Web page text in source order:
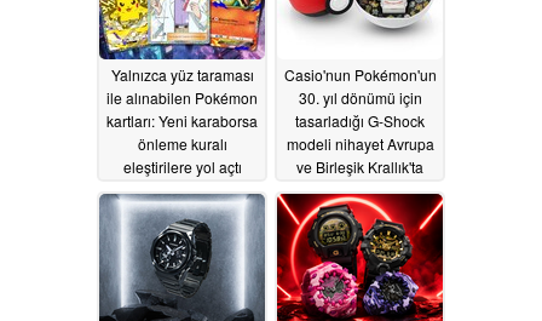
Yalnızca yüz taraması
ile alınabilen Pokémon
kartları: Yeni karaborsa
önleme kuralı
eleştirilere yol açtı
07/28/2026
Casio'nun Pokémon'un
30. yıl dönümü için
tasarladığı G-Shock
modeli nihayet Avrupa
ve Birleşik Krallık'ta
satışa sunuldu
07/21/2026